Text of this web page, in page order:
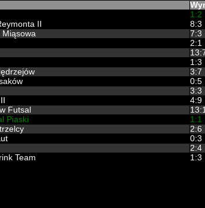
1:2
II 8:3
Miąsowa 7:3
2:1
1:3
3:7
0:5
3:3
4:9
Futsal
Piaski 1:1
2:6
0:3
2:4
Team 1:3